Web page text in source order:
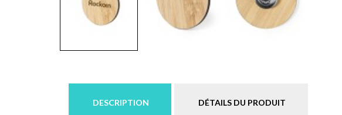
DESCRIPTION DÉTAILS DU PRODUIT